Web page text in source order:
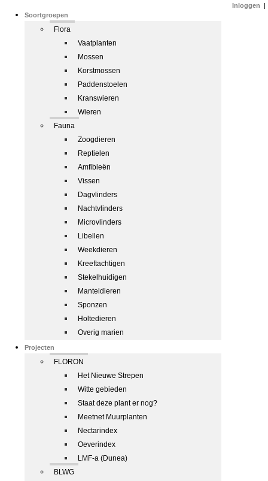
Soortgroepen
Flora
Vaatplanten
Mossen
Korstmossen
Paddenstoelen
Kranswieren
Wieren
Fauna
Zoogdieren
Reptielen
Amfibieën
Vissen
Dagvlinders
Nachtvlinders
Microvlinders
Libellen
Weekdieren
Kreeftachtigen
Stekelhuidigen
Manteldieren
Sponzen
Holtedieren
Overig marien
Projecten
FLORON
Het Nieuwe Strepen
Witte gebieden
Staat deze plant er nog?
Meetnet Muurplanten
Nectarindex
Oeverindex
LMF-a (Dunea)
BLWG
Inloggen |